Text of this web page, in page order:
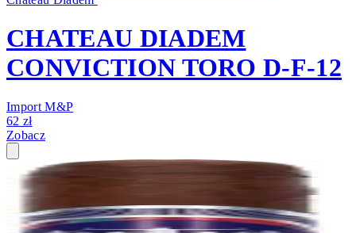
CHATEAU DIADEM
CONVICTION TORO D-F-12
Import M&P
62 zł
Zobacz